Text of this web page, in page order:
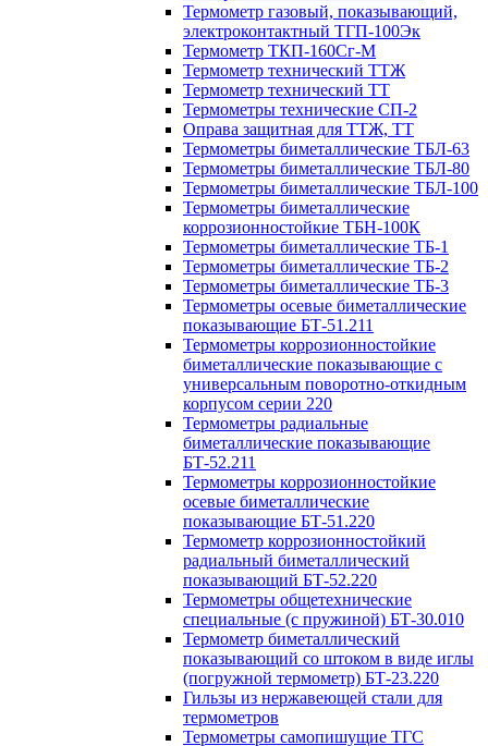
Термометр газовый, показывающий,
электроконтактный ТГП-100Эк
Термометр ТКП-160Сг-М
Термометр технический ТТЖ
Термометр технический ТТ
Термометры технические СП-2
Оправа защитная для ТТЖ, ТТ
Термометры биметаллические ТБЛ-63
Термометры биметаллические ТБЛ-80
Термометры биметаллические ТБЛ-100
Термометры биметаллические
коррозионностойкие ТБН-100К
Термометры биметаллические ТБ-1
Термометры биметаллические ТБ-2
Термометры биметаллические ТБ-3
Термометры осевые биметаллические
показывающие БТ-51.211
Термометры коррозионностойкие
биметаллические показывающие с
универсальным поворотно-откидным
корпусом серии 220
Термометры радиальные
биметаллические показывающие
БТ-52.211
Термометры коррозионностойкие
осевые биметаллические
показывающие БТ-51.220
Термометр коррозионностойкий
радиальный биметаллический
показывающий БТ-52.220
Термометры общетехнические
специальные (с пружиной) БТ-30.010
Термометр биметаллический
показывающий со штоком в виде иглы
(погружной термометр) БТ-23.220
Гильзы из нержавеющей стали для
термометров
Термометры самопишущие ТГС